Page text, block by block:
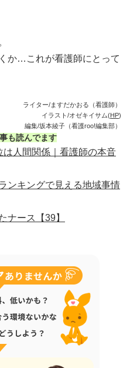
か…これが看護師にとって
ライター/ますだかおる（看護師）
イラスト/オゼキイサム(HP)
編集/坂本綾子（看護roo!編集部）
も読んでます
人間関係｜看護師の本音
ンキングで見える地域事情
ナース【39】